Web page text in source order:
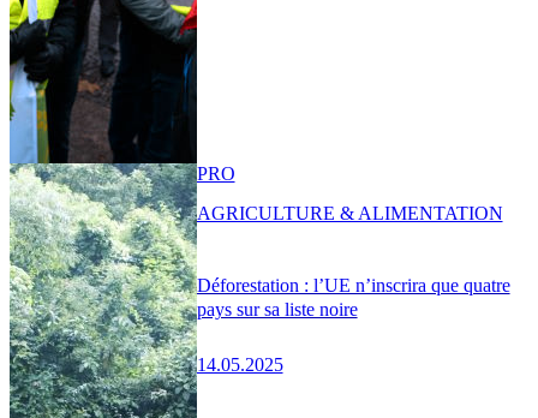
Déforestation : l’UE n’inscrira que quatre
pays sur sa liste noire
14.05.2025
PRO
AGRICULTURE & ALIMENTATION